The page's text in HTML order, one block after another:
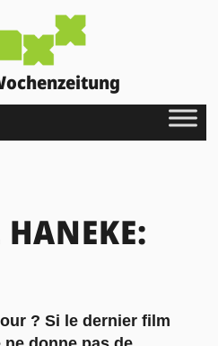
? Si le dernier film